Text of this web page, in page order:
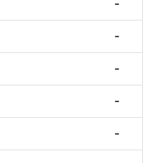
-
-
-
-
-